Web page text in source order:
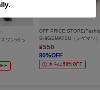
¥550
80%OFF
さらに50%OFF